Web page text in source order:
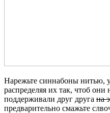
Нарежьте синнабоны нитью,
распределяя их так, чтоб они
поддерживали друг друга на
предварительно смажьте